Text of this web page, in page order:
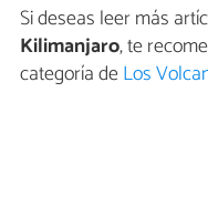
Si deseas leer más
Kilimanjaro, te
categoría deLos